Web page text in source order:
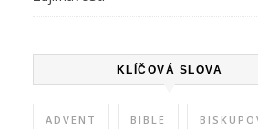
KLÍČOVÁ SLOVA
ADVENT BIBLE